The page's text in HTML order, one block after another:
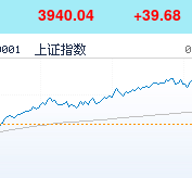
3940.04 +39.68